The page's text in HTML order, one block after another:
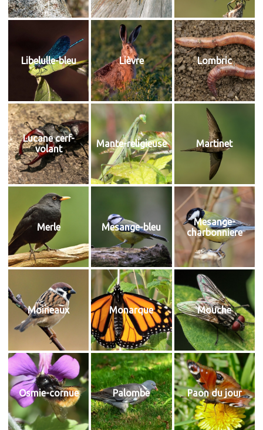
Libelulle-bleu Lièvre Lombric
Lucane cerf-
volant
Mante-religieuse Martinet
Merle Mesange-bleu
Mesange-
charbonniere
Moineaux Monarque Mouche
Osmie-cornue Palombe Paon du jour